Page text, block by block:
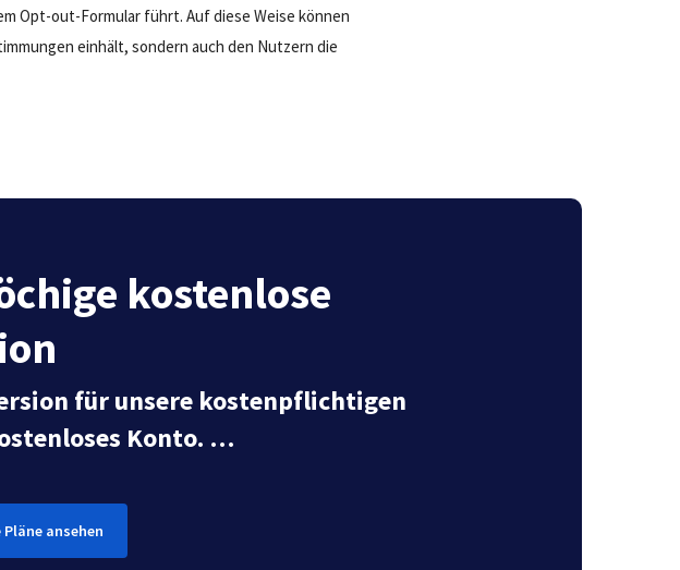
Opt-out-Formular führt. Auf diese Weise können
einhält, sondern auch den Nutzern die
kostenlose
für unsere kostenpflichtigen
Konto. …
Pläne ansehen